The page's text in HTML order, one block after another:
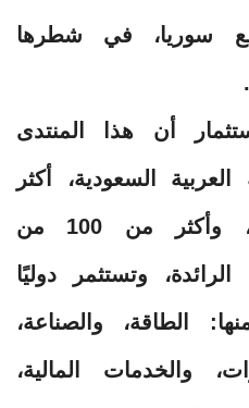
مع سوريا، في شطرها
أن هذا المنتدى
السعودية، أكثر
من 20 جهةً حكومية، وأكثر من 100 من
وتستثمر دوليًا
الطاقة، والصناعة،
والخدمات المالية،